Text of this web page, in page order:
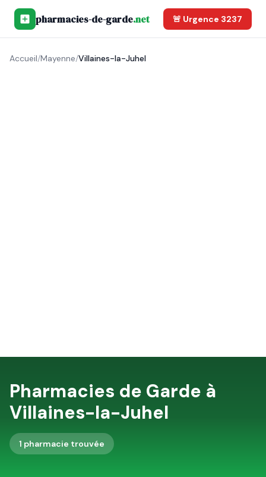
pharmacies-de-garde.net 🚨 Urgence 3237
Accueil/Mayenne/Villaines-la-Juhel
Pharmacies de Garde à
Villaines-la-Juhel
1 pharmacie trouvée